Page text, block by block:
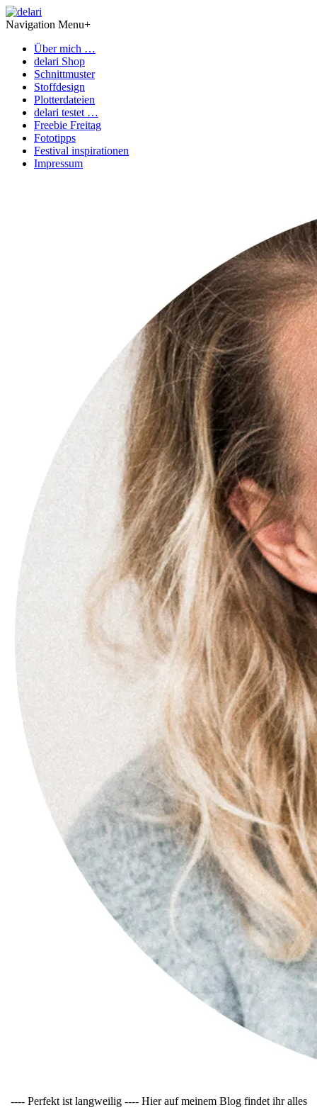
Navigation Menu+
Über mich …
delari Shop
Schnittmuster
Stoffdesign
Plotterdateien
delari testet …
Freebie Freitag
Fototipps
Festival inspirationen
Impressum
---- Perfekt ist langweilig ---- Hier auf meinem Blog findet ihr alles